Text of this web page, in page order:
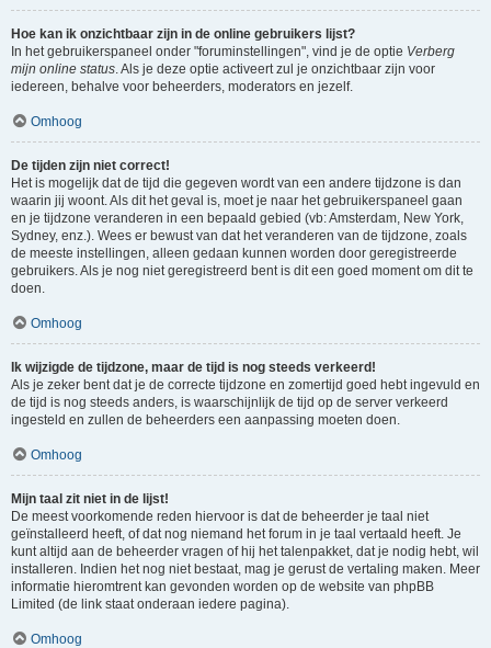
Hoe kan ik onzichtbaar zijn in de online gebruikers lijst?
In het gebruikerspaneel onder "foruminstellingen", vind je de optie Verberg
mijn online status. Als je deze optie activeert zul je onzichtbaar zijn voor
iedereen, behalve voor beheerders, moderators en jezelf.
Omhoog
De tijden zijn niet correct!
Het is mogelijk dat de tijd die gegeven wordt van een andere tijdzone is dan
waarin jij woont. Als dit het geval is, moet je naar het gebruikerspaneel gaan
en je tijdzone veranderen in een bepaald gebied (vb: Amsterdam, New York,
Sydney, enz.). Wees er bewust van dat het veranderen van de tijdzone, zoals
de meeste instellingen, alleen gedaan kunnen worden door geregistreerde
gebruikers. Als je nog niet geregistreerd bent is dit een goed moment om dit te
doen.
Omhoog
Ik wijzigde de tijdzone, maar de tijd is nog steeds verkeerd!
Als je zeker bent dat je de correcte tijdzone en zomertijd goed hebt ingevuld en
de tijd is nog steeds anders, is waarschijnlijk de tijd op de server verkeerd
ingesteld en zullen de beheerders een aanpassing moeten doen.
Omhoog
Mijn taal zit niet in de lijst!
De meest voorkomende reden hiervoor is dat de beheerder je taal niet
geïnstalleerd heeft, of dat nog niemand het forum in je taal vertaald heeft. Je
kunt altijd aan de beheerder vragen of hij het talenpakket, dat je nodig hebt, wil
installeren. Indien het nog niet bestaat, mag je gerust de vertaling maken. Meer
informatie hieromtrent kan gevonden worden op de website van phpBB
Limited (de link staat onderaan iedere pagina).
Omhoog